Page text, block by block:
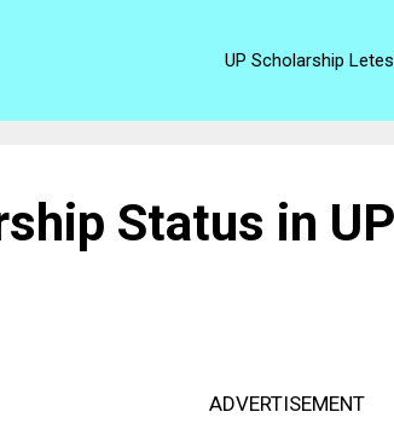
UP Scholarship
Status in UP
ADVERTISEMENT